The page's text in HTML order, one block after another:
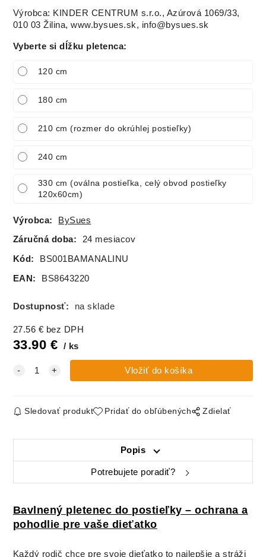
Výrobca: KINDER CENTRUM s.r.o., Azúrová 1069/33,
010 03 Žilina, www.bysues.sk, info@bysues.sk
Vyberte si dĺžku pletenca:
120 cm
180 cm
210 cm (rozmer do okrúhlej postieľky)
240 cm
330 cm (oválna postieľka, celý obvod postieľky
120x60cm)
Výrobca: BySues
Záručná doba: 24 mesiacov
Kód: BS001BAMANALINU
EAN: BS8643220
Dostupnosť: na sklade
27.56 € bez DPH
33.90 € ks
Sledovať produkt Pridať do obľúbených Zdielať
Popis
Potrebujete poradiť?
Bavlnený pletenec do postieľky – ochrana a
pohodlie pre vaše dieťatko
Každý rodič chce pre svoje dieťatko to najlepšie a stráži